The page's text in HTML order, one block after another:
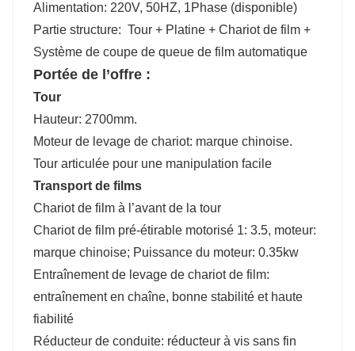
Alimentation: 220V, 50HZ, 1Phase (disponible)
Partie structure: Tour + Platine + Chariot de film +
Système de coupe de queue de film automatique
Portée de l’offre :
Tour
Hauteur: 2700mm.
Moteur de levage de chariot: marque chinoise.
Tour articulée pour une manipulation facile
Transport de films
Chariot de film à l’avant de la tour
Chariot de film pré-étirable motorisé 1: 3.5, moteur:
marque chinoise; Puissance du moteur: 0.35kw
Entraînement de levage de chariot de film:
entraînement en chaîne, bonne stabilité et haute
fiabilité
Réducteur de conduite: réducteur à vis sans fin